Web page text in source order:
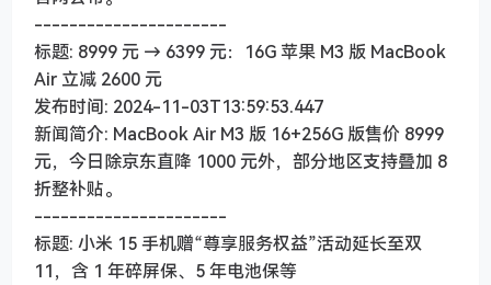
----------------------
标题: 8999 元 → 6399 元：16G 苹果 M3 版 MacBook
Air 立减 2600 元
发布时间: 2024-11-03T13:59:53.447
新闻简介: MacBook Air M3 版 16+256G 版售价 8999
元，今日除京东直降 1000 元外，部分地区支持叠加 8
折整补贴。
----------------------
标题: 小米 15 手机赠“尊享服务权益”活动延长至双
11，含 1 年碎屏保、5 年电池保等